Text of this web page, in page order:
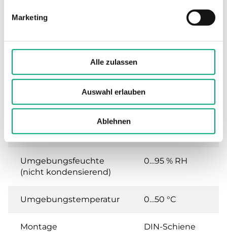
Marketing
Alle zulassen
Auswahl erlauben
Ablehnen
Technische Daten für IO-Modul mit 16
AC 50Hz / ), 3.5
VA
Schutzart IP20
Umgebungsfeuchte
(nicht kondensierend)
0…95 % RH
Umgebungstemperatur 0…50 °C
Montage DIN-Schiene